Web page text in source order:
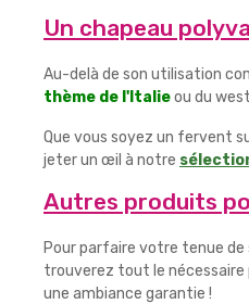
Un chapeau
Au-delà de son utilisation
thème de l'Italieou du
Que vous soyez un fervent
jeter un œil à notre
Autres produits
Pour parfaire votre tenue
trouverez tout le nécessaire
une ambiance garantie !